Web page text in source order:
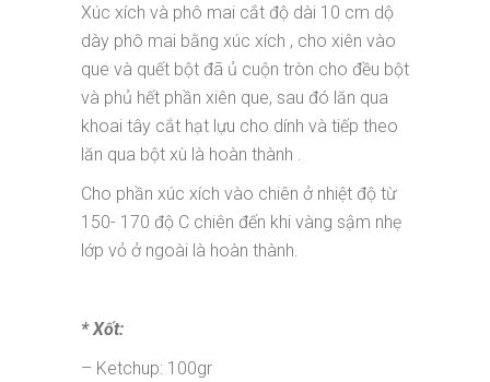
Xúc xích và phô mai cắt độ dài 10 cm dộ
dày phô mai bằng xúc xích , cho xiên vào
que và quết bột đã ủ cuộn tròn cho đều bột
và phủ hết phần xiên que, sau đó lăn qua
khoai tây cắt hạt lựu cho dính và tiếp theo
lăn qua bột xù là hoàn thành .
Cho phần xúc xích vào chiên ở nhiệt độ từ
150- 170 độ C chiên đến khi vàng sậm nhẹ
lớp vỏ ở ngoài là hoàn thành.
* Xốt:
– Ketchup: 100gr